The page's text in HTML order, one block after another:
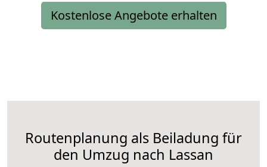
Kostenlose Angebote erhalten
Routenplanung als Beiladung für
den Umzug nach Lassan